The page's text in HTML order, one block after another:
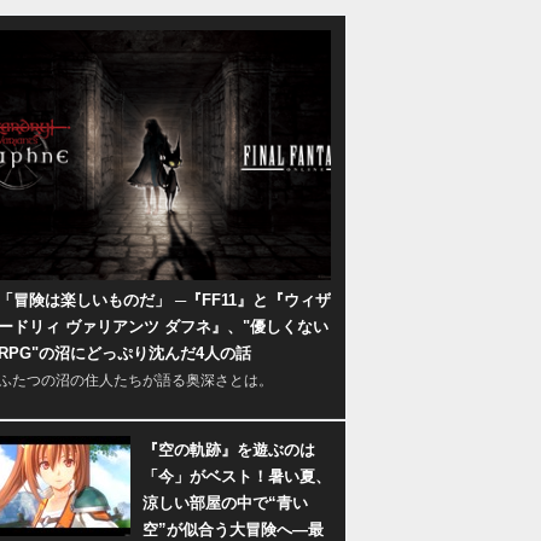
冒険は楽しいものだ」 ─『FF11』と『ウィザ
ドリィ ヴァリアンツ ダフネ』、"優しくない
の沼にどっぷり沈んだ4人の話
たつの沼の住人たちが語る奥深さとは。
『空の軌跡』を遊ぶのは
「今」がベスト！暑い夏、
涼しい部屋の中で“青い
空”が似合う大冒険へ―最